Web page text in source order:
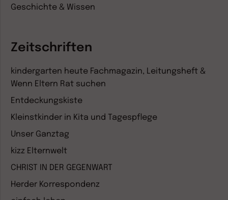
Geschichte & Wissen
Zeitschriften
kindergarten heute Fachmagazin, Leitungsheft &
Wenn Eltern Rat suchen
Entdeckungskiste
Kleinstkinder in Kita und Tagespflege
Unser Ganztag
kizz Elternwelt
CHRIST IN DER GEGENWART
Herder Korrespondenz